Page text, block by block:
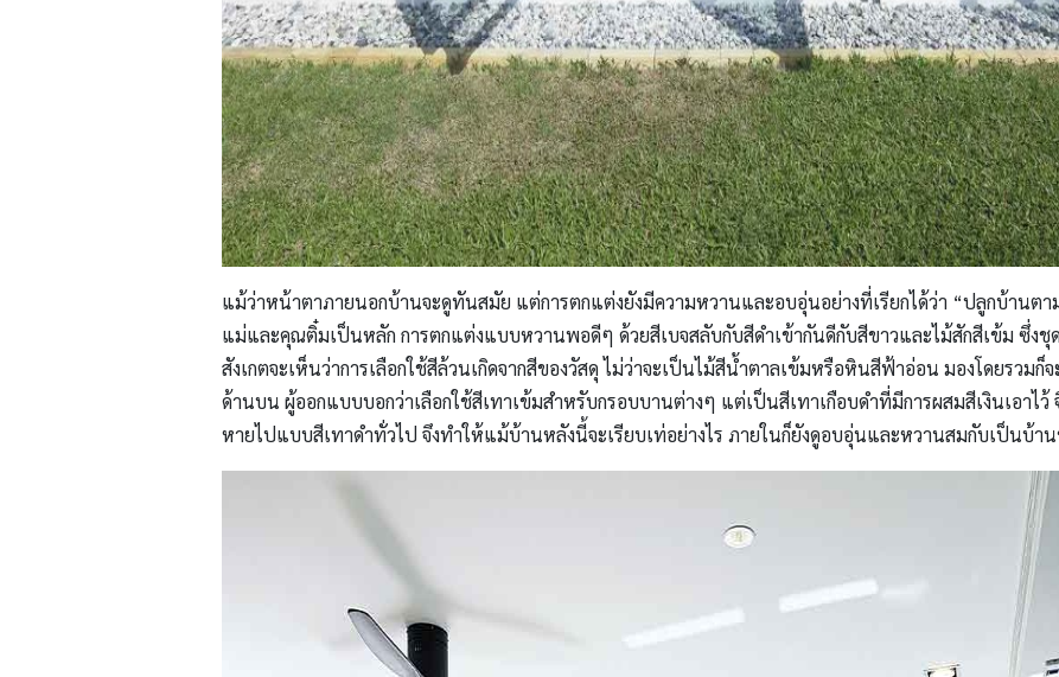
แม้ว่าหน้าตาภายนอกบ้านจะดูทันสมัย แต่การตกแต่งยังมีความหวานและอบอุ่นอย่างที่เรียกได้ว่า “ปลูกบ้านตา
แม่และคุณติ๋มเป็นหลัก การตกแต่งแบบหวานพอดีๆ ด้วยสีเบจสลับกับสีดำเข้ากันดีกับสีขาวและไม้สักสีเข้ม ซึ่ง
สังเกตจะเห็นว่าการเลือกใช้สีล้วนเกิดจากสีของวัสดุ ไม่ว่าจะเป็นไม้สีน้ำตาลเข้มหรือหินสีฟ้าอ่อน มองโดยรวม
ด้านบน ผู้ออกแบบบอกว่าเลือกใช้สีเทาเข้มสำหรับกรอบบานต่างๆ แต่เป็นสีเทาเกือบดำที่มีการผสมสีเงินเอาไว้
หายไปแบบสีเทาดำทั่วไป จึงทำให้แม้บ้านหลังนี้จะเรียบเท่อย่างไร ภายในก็ยังดูอบอุ่นและหวานสมกับเป็นบ้าน